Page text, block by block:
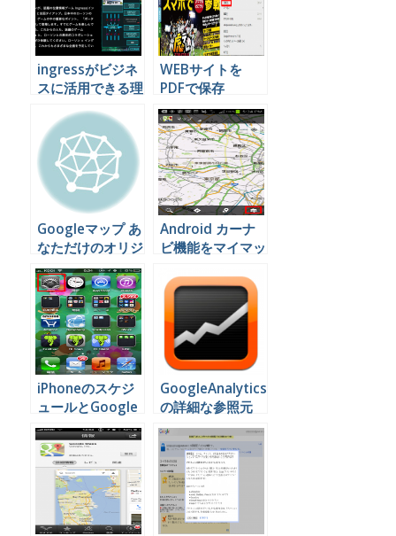
ingressがビジネ
スに活用できる理
由をがっつり書い
てみましたで
WEBサイトを
PDFで保存
Googleドライブ
Googleマップ あ
なただけのオリジ
ナル地図を作って
みよう
Android カーナ
ビ機能をマイマッ
とこんなに便利！
iPhoneのスケジ
ュールとGoogle
カレンダーを連動
する
GoogleAnalytics
の詳細な参照元
URLをiPad(mini)
で確認できるアプ
リ